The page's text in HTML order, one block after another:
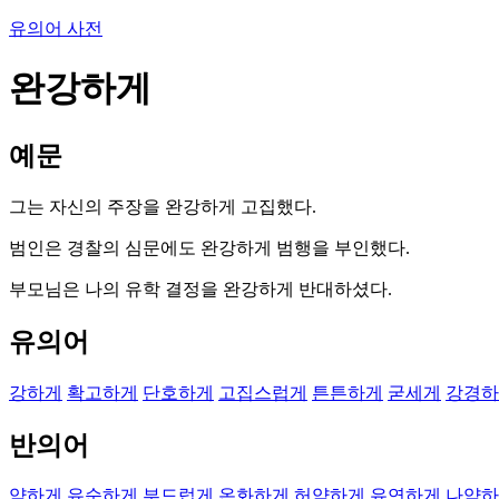
유의어 사전
완강하게
예문
그는 자신의 주장을 완강하게 고집했다.
범인은 경찰의 심문에도 완강하게 범행을 부인했다.
부모님은 나의 유학 결정을 완강하게 반대하셨다.
유의어
강하게 확고하게 단호하게 고집스럽게 튼튼하게 굳세게 강경
반의어